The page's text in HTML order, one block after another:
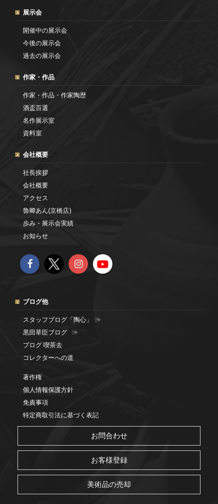
展示会
開催中の展示会
今後の展示会
過去の展示会
作家・作品
作家・作品・作家陶歴
酒盃百選
名作展示室
資料室
会社概要
社長挨拶
会社概要
アクセス
魯卿あん(京橋店)
歩み・展示会実績
お知らせ
ブログ他
スタッフブログ「陶心」
黒田草臣ブログ
ブログ 喫茶去
コレクターへの道
著作権
個人情報保護方針
免責事項
特定商取引法に基づく表記
お問合わせ
お客様登録
美術品の売却